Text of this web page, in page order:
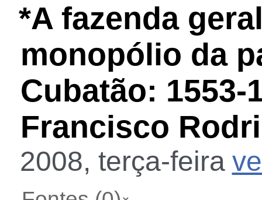
*A fazenda
monopólio da
Cubatão: 1553-
Francisco
2008, terça-feira